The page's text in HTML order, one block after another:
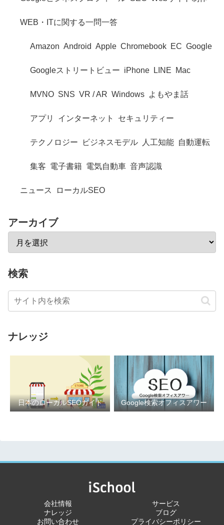
WEB・ITに関する一問一答
Amazon Android Apple Chromebook EC Google
Googleストリートビュー iPhone LINE Mac
MVNO SNS VR / AR Windows よもやま話
アプリ インターネット セキュリティー
テクノロジー ビジネスモデル 人工知能 自動運転
集客 電子書籍 電気自動車 音声認識
ニュース ローカルSEO
アーカイブ
検索
ナレッジ
日本のローカルSEOガイド Google検索オフィスアワー
会社情報
サービス
ナレッジ
ブログ
お問い合わせ
プライバシーポリシー